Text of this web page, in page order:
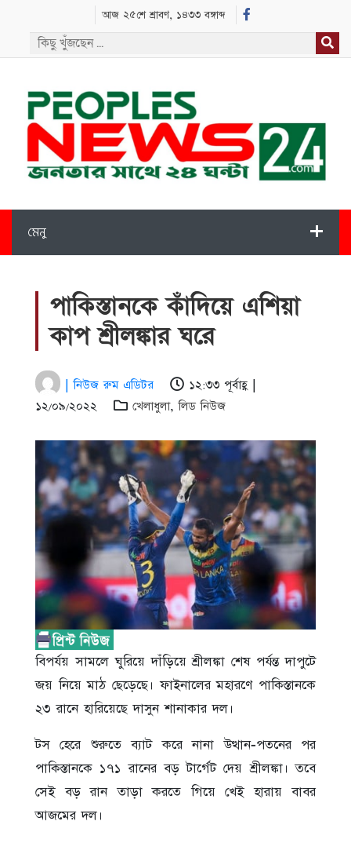
আজ ২৫শে শ্রাবণ, ১৪৩৩ বঙ্গাব্দ
মেনু
পাকিস্তানকে কাঁদিয়ে এশিয়া
কাপ শ্রীলঙ্কার ঘরে
| নিউজ রুম এডিটর
১২:৩৩ পূর্বাহ্ণ |
১২/০৯/২০২২
খেলাধুলা,লিড নিউজ
বিপর্যয় সামলে ঘুরিয়ে দাঁড়িয়ে শ্রীলঙ্কা শেষ পর্যন্ত দাপুটে
জয় নিয়ে মাঠ ছেড়েছে। ফাইনালের মহারণে পাকিস্তানকে
২৩ রানে হারিয়েছে দাসুন শানাকার দল।
টস হেরে শুরুতে ব্যাট করে নানা উত্থান-পতনের পর
পাকিস্তানকে ১৭১ রানের বড় টার্গেট দেয় শ্রীলঙ্কা। তবে
সেই বড় রান তাড়া করতে গিয়ে খেই হারায় বাবর
আজমের দল।